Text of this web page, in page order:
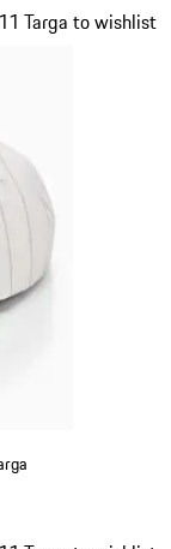
Targa to wishlist